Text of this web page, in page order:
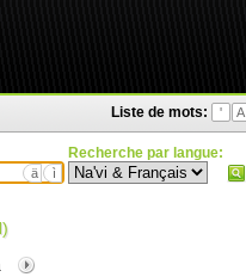
Liste de mots: ' A
ä ì
Recherche par langue: